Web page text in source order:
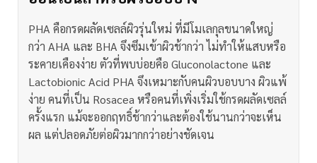
PHA คือกรดผลัดเซลล์ผิวรุ่นใหม่ ที่มีโมเลกุลขนาดใหญ่
กว่า AHA และ BHA จึงซึมเข้าผิวช้ากว่า ไม่ทำให้แสบหรือ
ระคายเคืองง่าย ตัวที่พบบ่อยคือ Gluconolactone และ
Lactobionic Acid PHA จึงเหมาะกับคนผิวบอบบาง ผิวแพ้
ง่าย คนที่เป็น Rosacea หรือคนที่เพิ่งเริ่มใช้กรดผลัดเซลล์
ครั้งแรก แม้จะออกฤทธิ์ช้ากว่าและต้องใช้นานกว่าจะเห็น
ผล แต่ปลอดภัยต่อผิวมากกว่าอย่างชัดเจน